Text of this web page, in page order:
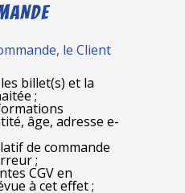
le Client
billet(s) et la
;
âge, adresse e-
de commande
;
CGV en
à cet effet ;